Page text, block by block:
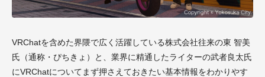
VRChatを含めた界隈で広く活躍している株式会社往来の東 智美
氏（通称・ぴちきょ）と、業界に精通したライターの武者良太氏
にVRChatについてまず押さえておきたい基本情報をわかりやす